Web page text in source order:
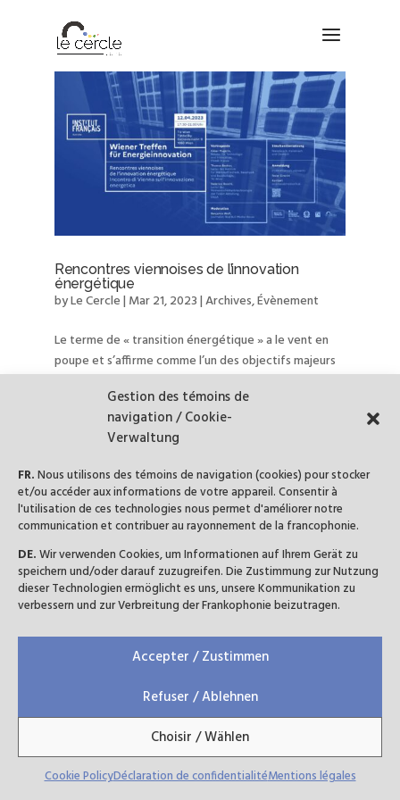
Gestion des témoins de
navigation / Cookie-
Verwaltung
FR.Nous utilisons des témoins de navigation (cookies) pour stocker
et/ou accéder aux informations de votre appareil. Consentir à
l'utilisation de ces technologies nous permet d'améliorer notre
communication et contribuer au rayonnement de la francophonie.
DE.Wir verwenden Cookies, um Informationen auf Ihrem Gerät zu
speichern und/oder darauf zuzugreifen. Die Zustimmung zur Nutzung
dieser Technologien ermöglicht es uns, unsere Kommunikation zu
verbessern und zur Verbreitung der Frankophonie beizutragen.
Accepter / Zustimmen
Refuser / Ablehnen
Choisir / Wählen
Cookie PolicyDéclaration de confidentialitéMentions légales
Rencontres viennoises de l’innovation
énergétique
byLe Cercle| Mar 21, 2023|Archives,Évènement
Le terme de « transition énergétique » a le vent en
poupe et s’affirme comme l’un des objectifs majeurs
économies. Cependant, force est de constater que
l’humanité n’a jamais opéré de réelle transition
énergétique si l’on...